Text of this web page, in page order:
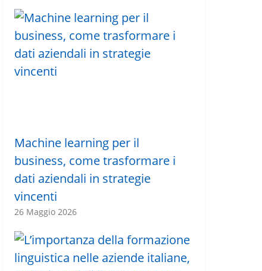
Machine learning per il
business, come trasformare i
dati aziendali in strategie
vincenti
26 Maggio 2026